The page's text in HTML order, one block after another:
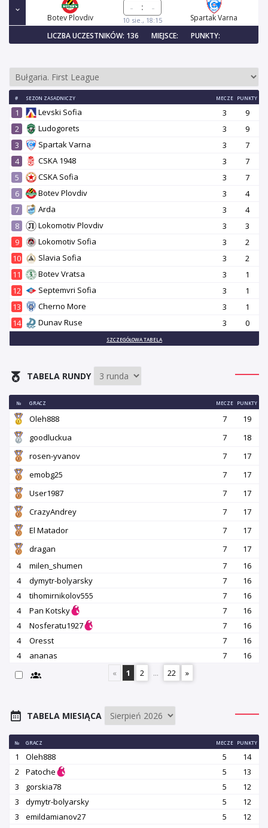
Botev Plovdiv
:
10 sie., 18:15
Spartak Varna
LICZBA UCZESTNIKÓW: 136
MIEJSCE: PUNKTY:
# SEZON ZASADNICZY MECZE PUNKTY
1 Levski Sofia 3
9
2
Ludogorets 3
9
3
Spartak Varna 3
7
4
CSKA 1948 3
7
5
CSKA Sofia 3
7
6
Botev Plovdiv 3
4
7
Arda 3
4
8
Lokomotiv Plovdiv 3
3
9
Lokomotiv Sofia 3
2
10
Slavia Sofia 3
2
11
Botev Vratsa 3
1
12
Septemvri Sofia 3
1
13
Cherno More 3
1
14
Dunav Ruse 3 0
SZCZEGÓŁOWA TABELA
TABELA RUNDY
№ GRACZ MECZE PUNKTY
Oleh888 7
19
goodluckua
7
18
rosen-yvanov
7
17
emobg25
7
17
User1987
7
17
CrazyAndrey
7
17
El Matador
7
17
dragan
7
17
4
milen_shumen 7
16
4
dymytr-bolyarsky 7
16
4
tihomirnikolov555 7
16
4
Pan Kotsky 7
16
4
Nosferatu1927 7
16
4
Oresst 7
16
4
ananas 7
16
«
1 2 ... 22 »
TABELA MIESIĄCA
№ GRACZ MECZE PUNKTY
1 Oleh888 5
14
2
Patoche 5
13
3
gorskia78 5
12
3
dymytr-bolyarsky 5
12
3
emildamianov27 5
12